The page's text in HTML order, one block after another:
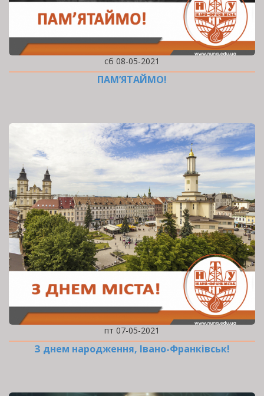
сб 08-05-2021
ПАМ’ЯТАЙМО!
пт 07-05-2021
З днем народження, Івано-Франківськ!